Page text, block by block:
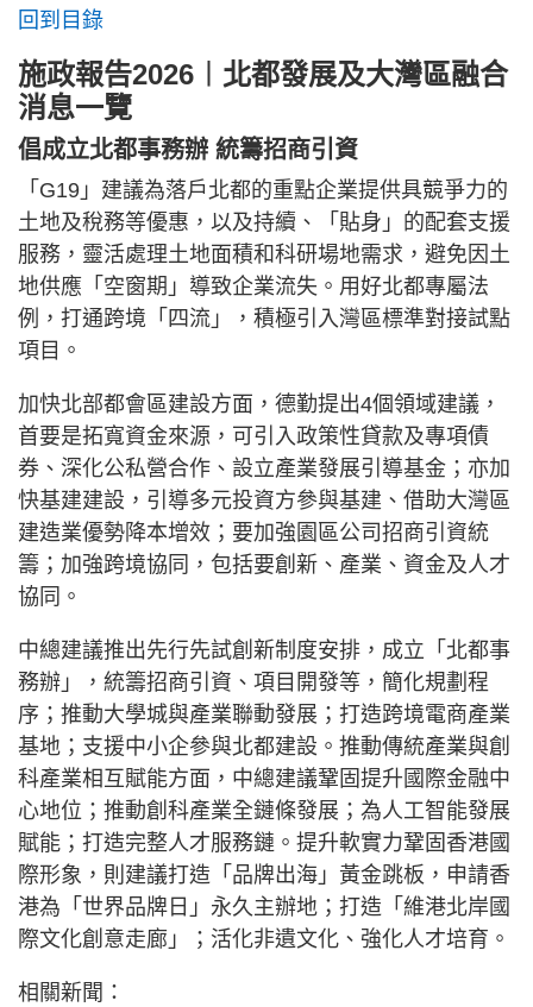
回到目錄
施政報告2026︱北都發展及大灣區融合
消息一覽
倡成立北都事務辦 統籌招商引資
「G19」建議為落戶北都的重點企業提供具競爭力的
土地及稅務等優惠，以及持續、「貼身」的配套支援
服務，靈活處理土地面積和科研場地需求，避免因土
地供應「空窗期」導致企業流失。用好北都專屬法
例，打通跨境「四流」，積極引入灣區標準對接試點
項目。
加快北部都會區建設方面，德勤提出4個領域建議，
首要是拓寬資金來源，可引入政策性貸款及專項債
券、深化公私營合作、設立產業發展引導基金；亦加
快基建建設，引導多元投資方參與基建、借助大灣區
建造業優勢降本增效；要加強園區公司招商引資統
籌；加強跨境協同，包括要創新、產業、資金及人才
協同。
中總建議推出先行先試創新制度安排，成立「北都事
務辦」，統籌招商引資、項目開發等，簡化規劃程
序；推動大學城與產業聯動發展；打造跨境電商產業
基地；支援中小企參與北都建設。推動傳統產業與創
科產業相互賦能方面，中總建議鞏固提升國際金融中
心地位；推動創科產業全鏈條發展；為人工智能發展
賦能；打造完整人才服務鏈。提升軟實力鞏固香港國
際形象，則建議打造「品牌出海」黃金跳板，申請香
港為「世界品牌日」永久主辦地；打造「維港北岸國
際文化創意走廊」；活化非遺文化、強化人才培育。
相關新聞：